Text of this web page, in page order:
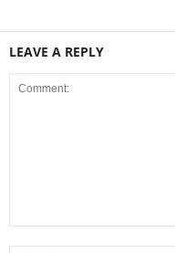
LEAVE A REPLY